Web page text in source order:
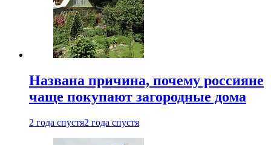
Названа причина, почему россияне
чаще покупают загородные дома
2 года спустя2 года спустя